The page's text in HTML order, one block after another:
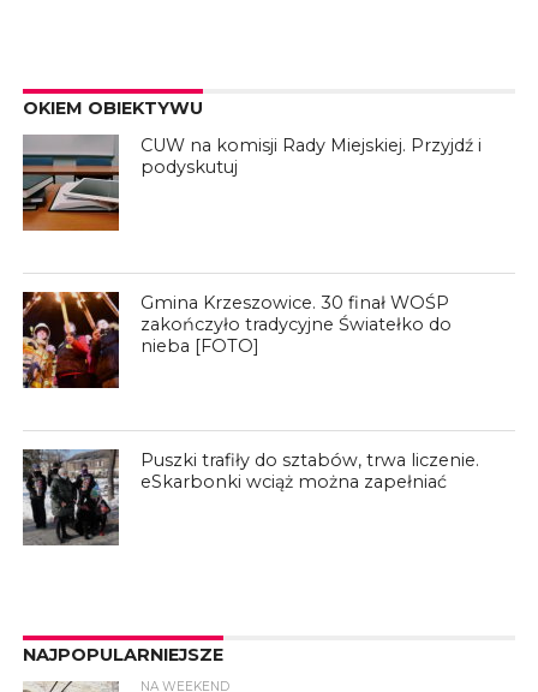
OKIEM OBIEKTYWU
CUW na komisji Rady Miejskiej. Przyjdź i
podyskutuj
Gmina Krzeszowice. 30 finał WOŚP
zakończyło tradycyjne Światełko do
nieba [FOTO]
Puszki trafiły do sztabów, trwa liczenie.
eSkarbonki wciąż można zapełniać
NAJPOPULARNIEJSZE
NA WEEKEND